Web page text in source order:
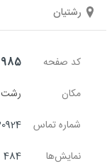
رشتیان
کد صفحه
مکان
رشت
شماره تماس
نمایش‌ها
484